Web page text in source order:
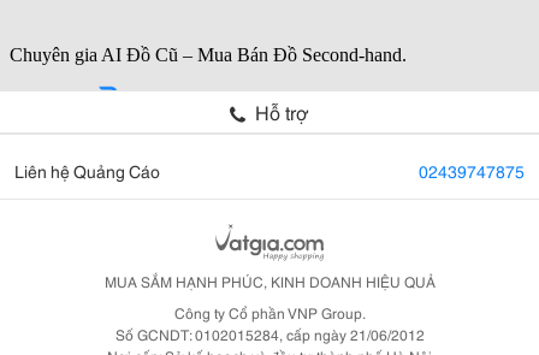
Hỗ trợ
Liên hệ Quảng Cáo 02439747875
MUA SẮM HẠNH PHÚC, KINH DOANH HIỆU QUẢ
Công ty Cổ phần VNP Group.
Số GCNDT: 0102015284, cấp ngày 21/06/2012